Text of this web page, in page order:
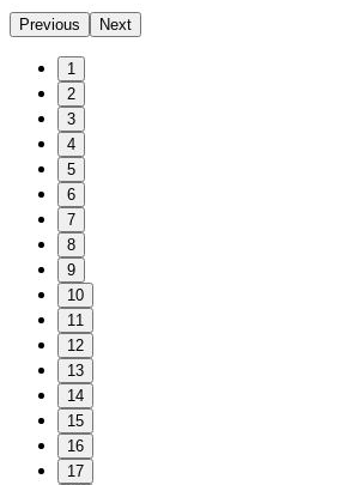
Previous Next
1
2
3
4
5
6
7
8
9
10
11
12
13
14
15
16
17